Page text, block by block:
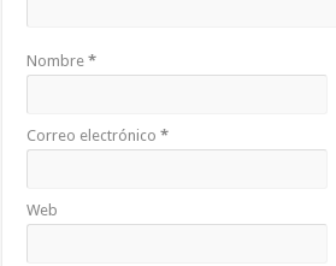
Nombre*
Correo electrónico*
Web